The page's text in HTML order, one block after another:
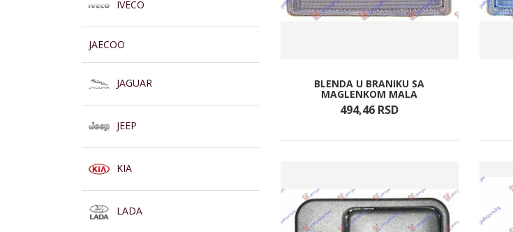
IVECO
JAECOO
JAGUAR
JEEP
KIA
LADA
BLENDA U BRANIKU SA
MAGLENKOM MALA
494,46 RSD